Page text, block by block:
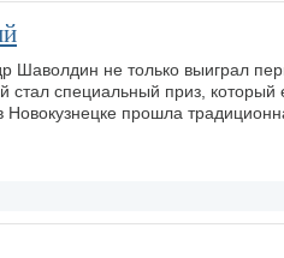
Шаволдин не только выиграл
стал специальный приз, который
прошла